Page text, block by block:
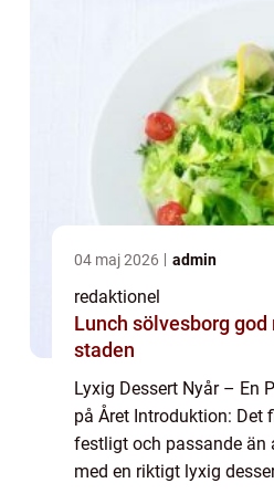
04 maj 2026 admin
redaktionel
Lunch sölvesborg god mat i hjärtat av
staden
Lyxig Dessert Nyår – En
på Året Introduktion: Det
festligt och passande än
med en riktigt lyxig